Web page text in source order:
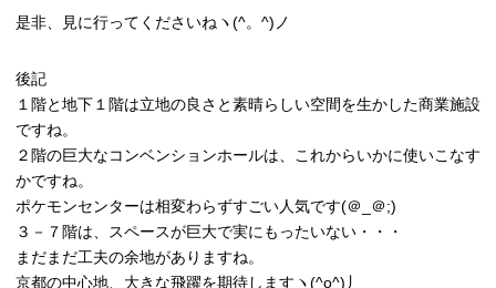
是非、見に行ってくださいねヽ(^。^)ノ
後記
１階と地下１階は立地の良さと素晴らしい空間を生かした商業施設
ですね。
２階の巨大なコンベンションホールは、これからいかに使いこなす
かですね。
ポケモンセンターは相変わらずすごい人気です(＠_＠;)
３－７階は、スペースが巨大で実にもったいない・・・
まだまだ工夫の余地がありますね。
京都の中心地、大きな飛躍を期待しますヽ(^o^)丿